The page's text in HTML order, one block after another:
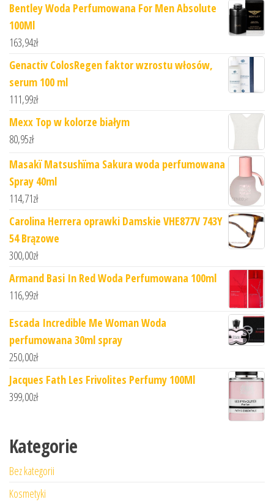
Bentley Woda Perfumowana For Men Absolute
100Ml
163,94zł
Genactiv ColosRegen faktor wzrostu włosów,
serum 100 ml
111,99zł
Mexx Top w kolorze białym
80,95zł
Masakï Matsushïma Sakura woda perfumowana
Spray 40ml
114,71zł
Carolina Herrera oprawki Damskie VHE877V 743Y
54 Brązowe
300,00zł
Armand Basi In Red Woda Perfumowana 100ml
116,99zł
Escada Incredible Me Woman Woda
perfumowana 30ml spray
250,00zł
Jacques Fath Les Frivolites Perfumy 100Ml
399,00zł
Kategorie
Bez kategorii
Kosmetyki